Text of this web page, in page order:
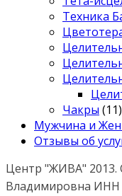
Техника
Чакры (11)
Мужчина и
Отзывы об
Центр "ЖИВА" 2013.
Владимировна ИНН